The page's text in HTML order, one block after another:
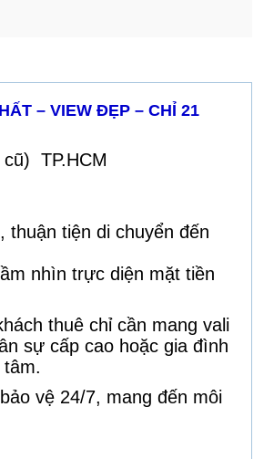
– VIEW ĐẸP – CHỈ 21
TP.HCM
thuận tiện di chuyển đến
nhìn trực diện mặt tiền
thuê chỉ cần mang vali
sự cấp cao hoặc gia đình
vệ 24/7, mang đến môi